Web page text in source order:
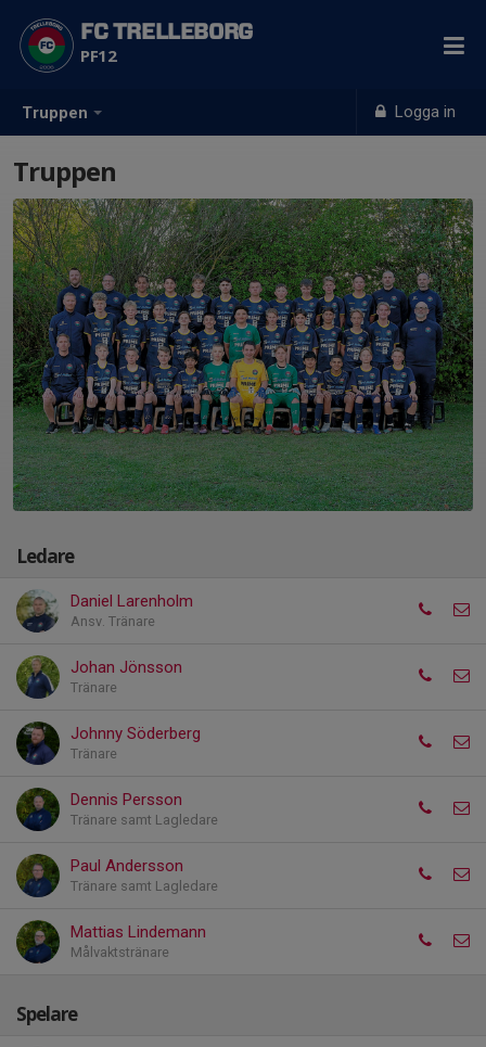
Truppen Logga in
FC TRELLEBORG
PF12
Truppen
Ledare
Daniel Larenholm
Ansv. Tränare
Johan Jönsson
Tränare
Johnny Söderberg
Tränare
Dennis Persson
Tränare samt Lagledare
Paul Andersson
Tränare samt Lagledare
Mattias Lindemann
Målvaktstränare
Spelare